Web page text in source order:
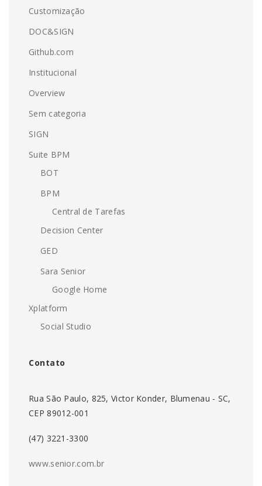
Customização
DOC&SIGN
Github.com
Institucional
Overview
Sem categoria
SIGN
Suite BPM
BOT
BPM
Central de Tarefas
Decision Center
GED
Sara Senior
Google Home
Xplatform
Social Studio
Contato
Rua São Paulo, 825, Victor Konder, Blumenau - SC,
CEP 89012-001
(47) 3221-3300
www.senior.com.br